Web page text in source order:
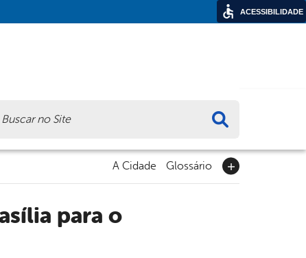
A Cidade Glossário
ACESSIBILIDADE